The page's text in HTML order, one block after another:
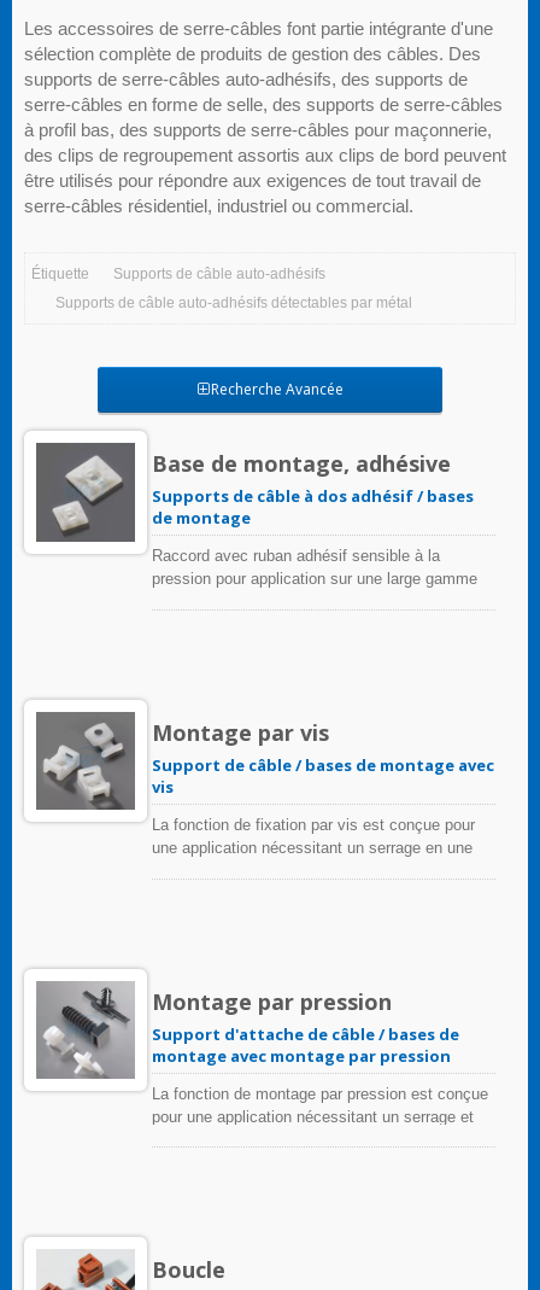
Les accessoires de serre-câbles font partie intégrante d'une
sélection complète de produits de gestion des câbles. Des
supports de serre-câbles auto-adhésifs, des supports de
serre-câbles en forme de selle, des supports de serre-câbles
à profil bas, des supports de serre-câbles pour maçonnerie,
des clips de regroupement assortis aux clips de bord peuvent
être utilisés pour répondre aux exigences de tout travail de
serre-câbles résidentiel, industriel ou commercial.
Étiquette
Supports de câble auto-adhésifs
Supports de câble auto-adhésifs détectables par métal
Recherche Avancée
Base de montage, adhésive
Supports de câble à dos adhésif / bases
de montage
Raccord avec ruban adhésif sensible à la
pression pour application sur une large gamme
Montage par vis
Support de câble / bases de montage avec
vis
La fonction de fixation par vis est conçue pour
une application nécessitant un serrage en une
Montage par pression
Support d'attache de câble / bases de
montage avec montage par pression
La fonction de montage par pression est conçue
pour une application nécessitant un serrage et
Boucle